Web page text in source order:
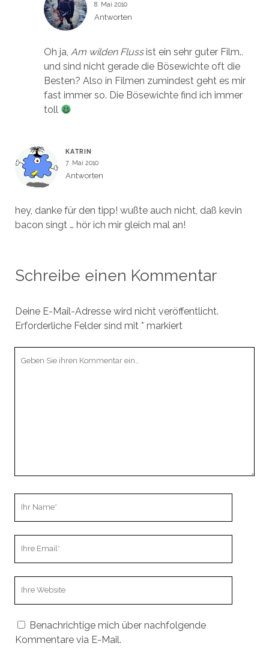
8. Mai 2010
Antworten
Oh ja, Am wilden Flussist ein sehr guter Film..
und sind nicht gerade die Bösewichte oft die
Besten? Also in Filmen zumindest geht es mir
fast immer so. Die Bösewichte find ich immer
toll
KATRIN
7. Mai 2010
Antworten
hey, danke für den tipp! wußte auch nicht, daß kevin
bacon singt … hör ich mir gleich mal an!
Schreibe einen Kommentar
Deine E-Mail-Adresse wird nicht veröffentlicht.
Erforderliche Felder sind mit * markiert
Benachrichtige mich über nachfolgende
Kommentare via E-Mail.